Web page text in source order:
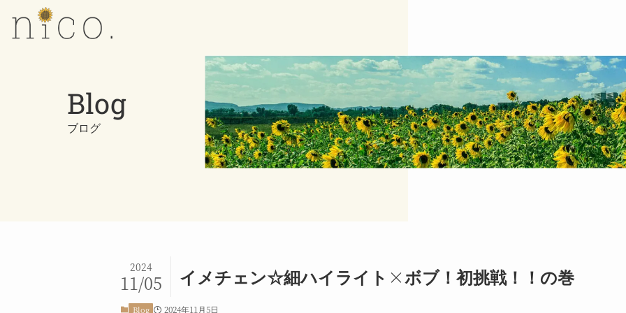
Blog
ブログ
イメチェン☆細ハイライト×ボブ！初挑戦！！の巻
2024
11/05
Blog 2024年11月5日